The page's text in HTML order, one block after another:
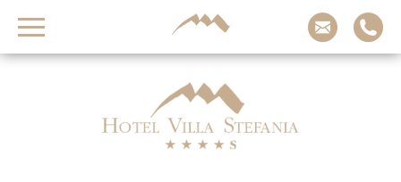
Vacanze da sogno
sulle Dolomiti